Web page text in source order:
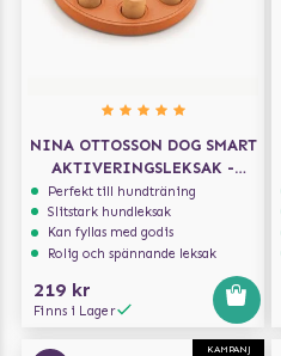
NINA OTTOSSON DOG SMART
AKTIVERINGSLEKSAK -
ORANGE
Perfekt till hundträning
Slitstark hundleksak
Kan fyllas med godis
Rolig och spännande leksak
219 kr
Finns i Lager
KAMPANJ